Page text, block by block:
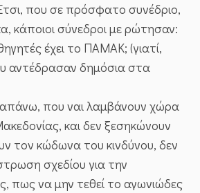
που σε πρόσφατο συνέδριο,
κάποιοι σύνεδροι με ρώτησαν:
έχει το ΠΑΜΑΚ; (γιατί,
αντέδρασαν δημόσια στα
που ναι λαμβάνουν χώρα
και δεν ξεσηκώνουν
τον κώδωνα του κινδύνου, δεν
σχεδίου για την
πως να μην τεθεί το αγωνιώδες